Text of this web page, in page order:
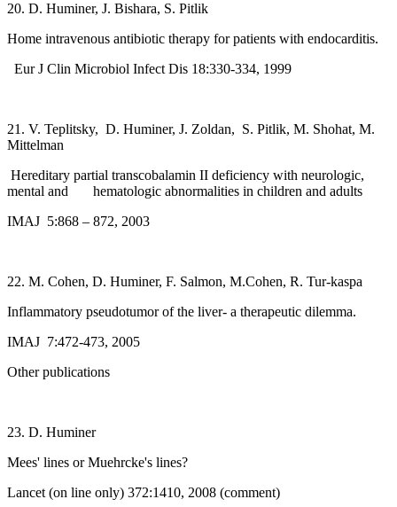
20. D. Huminer, J. Bishara, S. Pitlik
Home intravenous antibiotic therapy for patients with endocarditis.
Eur J Clin Microbiol Infect Dis 18:330-334, 1999
21. V. Teplitsky, D. Huminer, J. Zoldan, S. Pitlik, M. Shohat, M.
Mittelman
Hereditary partial transcobalamin II deficiency with neurologic,
mental and hematologic abnormalities in children and adults
IMAJ 5:868 – 872, 2003
22. M. Cohen, D. Huminer, F. Salmon, M.Cohen, R. Tur-kaspa
Inflammatory pseudotumor of the liver- a therapeutic dilemma.
IMAJ 7:472-473, 2005
Other publications
23. D. Huminer
Mees' lines or Muehrcke's lines?
Lancet (on line only) 372:1410, 2008 (comment)